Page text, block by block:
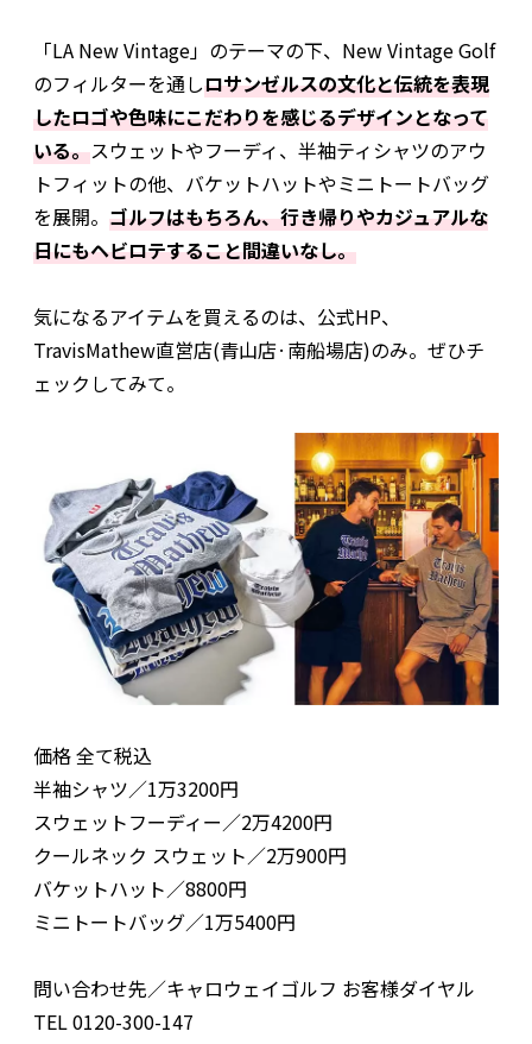
「LA New Vintage」のテーマの下、New Vintage Golf
のフィルターを通しロサンゼルスの文化と伝統を表現
したロゴや色味にこだわりを感じるデザインとなって
いる。スウェットやフーディ、半袖ティシャツのアウ
トフィットの他、バケットハットやミニトートバッグ
を展開。 ゴルフはもちろん、行き帰りやカジュアルな
日にもヘビロテすること間違いなし。
気になるアイテムを買えるのは、公式HP、
TravisMathew直営店(青山店·南船場店)のみ。ぜひチ
ェックしてみて。
価格 全て税込
半袖シャツ／1万3200円
スウェットフーディー／2万4200円
クールネック スウェット／2万900円
バケットハット／8800円
ミニトートバッグ／1万5400円
問い合わせ先／キャロウェイゴルフ お客様ダイヤル
TEL 0120-300-147